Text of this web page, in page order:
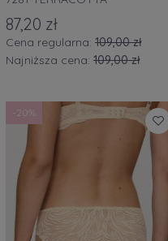
87,20 zł
Cena regularna: 109,00 zł
Najniższa cena: 109,00 zł
-20%